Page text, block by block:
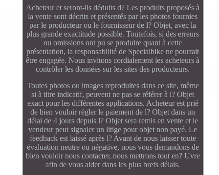
Acheteur et seront-ils déduits d? Les produits proposés à
la vente sont décrits et présentés par les photos fournies
par le producteur ou le fournisseur de l? Objet, avec la
plus grande exactitude possible. Toutefois, si des erreurs
ou omissions ont pu se produire quant à cette
présentation, la responsabilité de Specialbike ne pourrait
être engagée. Nous invitons cordialement les acheteurs à
contrôler les données sur les sites des producteurs.
Toutes photos ou images reproduites dans ce site, même
si à titre indicatif, peuvent ne pas se référer à l? Objet
exact pour les différentes applications. Acheteur est prié
de bien vouloir régler le paiement de l? Objet dans un
délai de 4 jours depuis l? Objet sera remis en vente et le
vendeur peut signaler un litige pour objet non payé. Le
feedback est laissé après l? Avant de nous laisser toute
évaluation neutre ou négative, nous vous demandons de
bien vouloir nous contacter, nous mettrons tout en? Uvre
afin de vous aider dans les plus brefs délais.